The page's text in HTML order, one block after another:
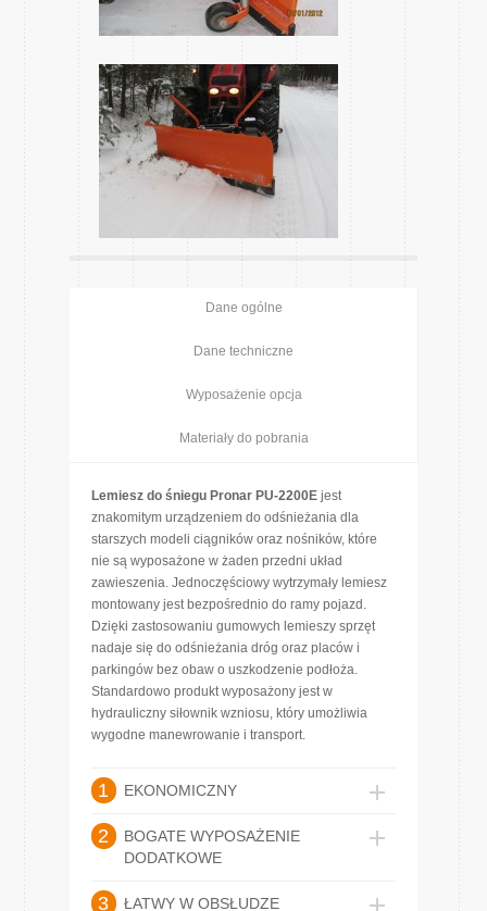
Dane ogólne
Dane techniczne
Wyposażenie opcja
Materiały do pobrania
Lemiesz do śniegu Pronar PU-2200E jest
znakomitym urządzeniem do odśnieżania dla
starszych modeli ciągników oraz nośników, które
nie są wyposażone w żaden przedni układ
zawieszenia. Jednoczęściowy wytrzymały lemiesz
montowany jest bezpośrednio do ramy pojazd.
Dzięki zastosowaniu gumowych lemieszy sprzęt
nadaje się do odśnieżania dróg oraz placów i
parkingów bez obaw o uszkodzenie podłoża.
Standardowo produkt wyposażony jest w
hydrauliczny siłownik wzniosu, który umożliwia
wygodne manewrowanie i transport.
1 EKONOMICZNY
2
BOGATE WYPOSAŻENIE
DODATKOWE
3 ŁATWY W OBSŁUDZE